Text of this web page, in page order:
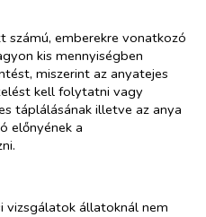
emberekre vonatkozó
kis mennyiségben
miszerint az anyatejes
kell folytatni vagy
táplálásának illetve az anya
előnyének a
vizsgálatok állatoknál nem